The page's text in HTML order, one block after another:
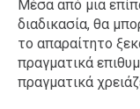
Μέσα από μια
διαδικασία, θα
το απαραίτητο
πραγματικά
πραγματικά